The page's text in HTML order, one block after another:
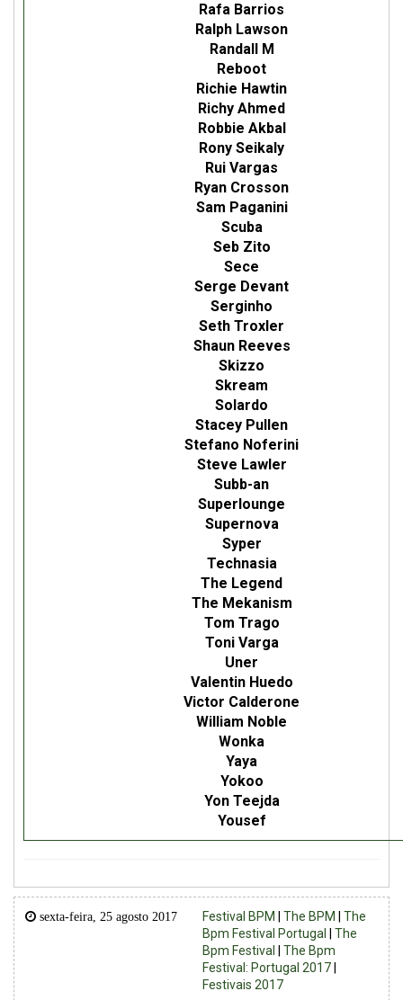
Rafa Barrios
Ralph Lawson
Randall M
Reboot
Richie Hawtin
Richy Ahmed
Robbie Akbal
Rony Seikaly
Rui Vargas
Ryan Crosson
Sam Paganini
Scuba
Seb Zito
Sece
Serge Devant
Serginho
Seth Troxler
Shaun Reeves
Skizzo
Skream
Solardo
Stacey Pullen
Stefano Noferini
Steve Lawler
Subb-an
Superlounge
Supernova
Syper
Technasia
The Legend
The Mekanism
Tom Trago
Toni Varga
Uner
Valentin Huedo
Victor Calderone
William Noble
Wonka
Yaya
Yokoo
Yon Teejda
Yousef
sexta-feira, 25 agosto 2017 Festival BPM |The BPM |The
Bpm Festival Portugal
|The
Bpm Festival
|The Bpm
Festival: Portugal 2017
Festivais 2017